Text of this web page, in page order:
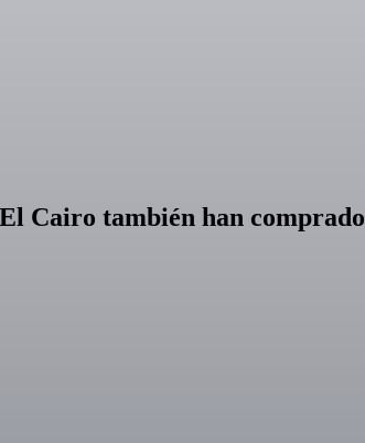
Cairo también han comprado